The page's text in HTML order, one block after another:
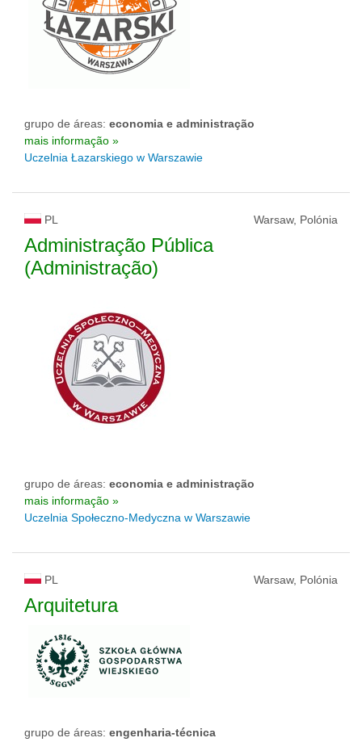
grupo de áreas: economia e administração
mais informação »
Uczelnia Łazarskiego w Warszawie
PL Warsaw, Polónia
Administração Pública
(Administração)
grupo de áreas: economia e administração
mais informação »
Uczelnia Społeczno-Medyczna w Warszawie
PL Warsaw, Polónia
Arquitetura
grupo de áreas: engenharia-técnica